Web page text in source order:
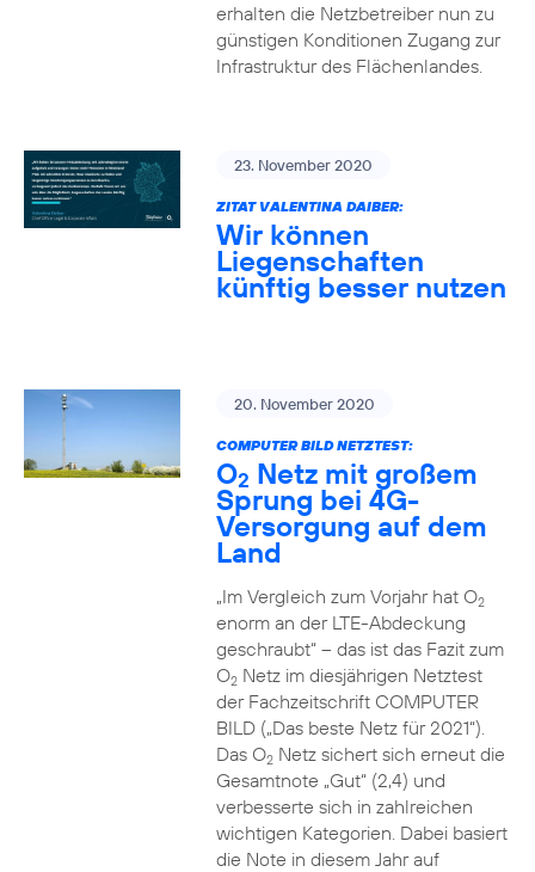
erhalten die Netzbetreiber nun zu
günstigen Konditionen Zugang zur
Infrastruktur des Flächenlandes.
23. November 2020
ZITAT VALENTINA DAIBER:
Wir können
Liegenschaften
künftig besser nutzen
20. November 2020
COMPUTER BILD NETZTEST:
O2 Netz mit großem
Sprung bei 4G-
Versorgung auf dem
Land
„Im Vergleich zum Vorjahr hat O2
enorm an der LTE-Abdeckung
geschraubt“ – das ist das Fazit zum
O2Netz im diesjährigen Netztest
der Fachzeitschrift COMPUTER
BILD („Das beste Netz für 2021“).
Das O2Netz sichert sich erneut die
Gesamtnote „Gut“ (2,4) und
verbesserte sich in zahlreichen
wichtigen Kategorien. Dabei basiert
die Note in diesem Jahr auf